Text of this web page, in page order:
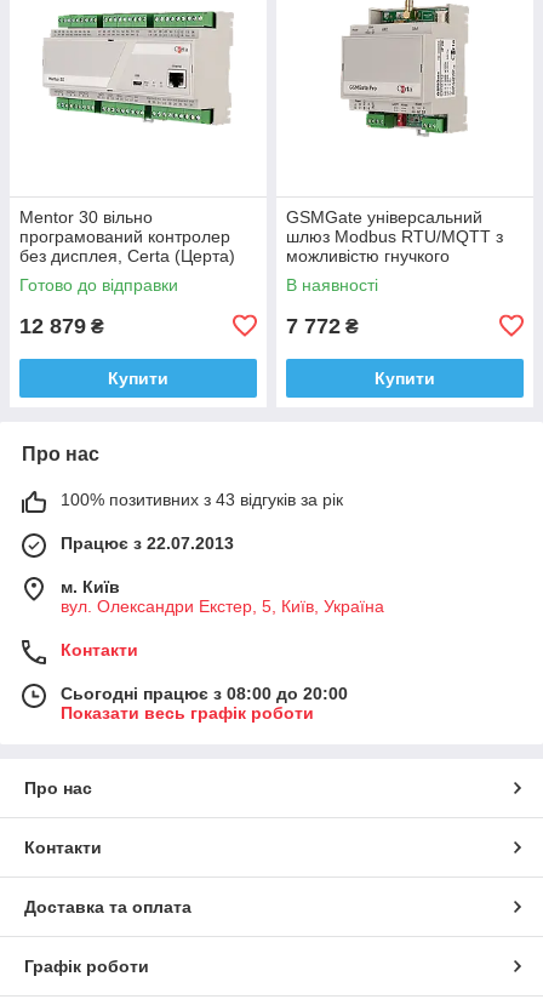
Mentor 30 вільно
програмований контролер
без дисплея, Certa (Церта)
Готово до відправки
12 879 ₴
Купити
GSMGate універсальний
шлюз Modbus RTU/MQTT з
можливістю гнучкого
конфігурування Certa (Церта)
В наявності
7 772 ₴
Купити
Про нас
100% позитивних з 43 відгуків за рік
Працює з 22.07.2013
м. Київ
вул. Олександри Екстер, 5, Київ, Україна
Контакти
Сьогодні працює з 08:00 до 20:00
Показати весь графік роботи
Про нас
Контакти
Доставка та оплата
Графік роботи